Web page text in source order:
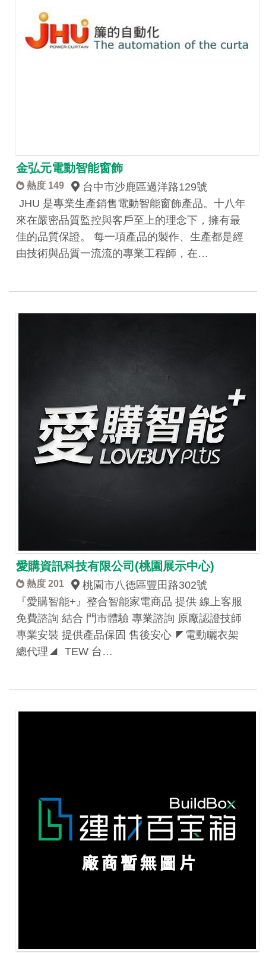
金弘元電動智能窗飾
熱度 149
台中市沙鹿區過洋路129號
JHU 是專業生產銷售電動智能窗飾產品。十八年
來在嚴密品質監控與客戶至上的理念下，擁有最
佳的品質保證。 每一項產品的製作、生產都是經
由技術與品質一流流的專業工程師，在…
愛購資訊科技有限公司(桃園展示中心)
熱度 201
桃園市八德區豐田路302號
『愛購智能+』整合智能家電商品 提供 線上客服
免費諮詢 結合 門市體驗 專業諮詢 原廠認證技師
專業安裝 提供產品保固 售後安心 ◤電動曬衣架
總代理◢ TEW 台…